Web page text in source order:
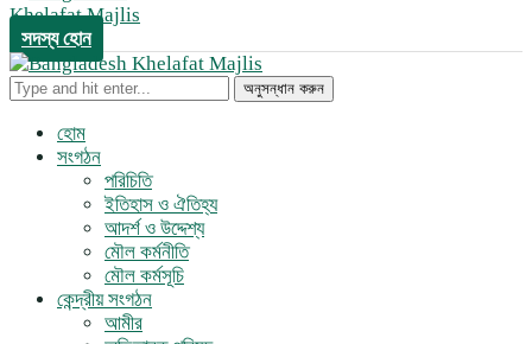
সদস্য হোন
অনুসন্ধান করুন
হোম
সংগঠন
পরিচিতি
ইতিহাস ও ঐতিহ্য
আদর্শ ও উদ্দেশ্য
মৌল কর্মনীতি
মৌল কর্মসূচি
কেন্দ্রীয় সংগঠন
আমীর